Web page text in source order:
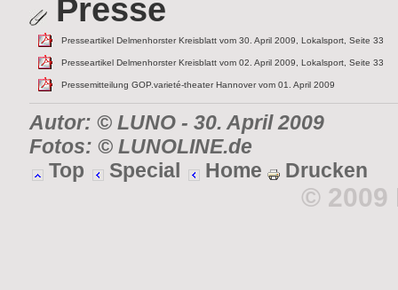
Presse
Presseartikel Delmenhorster Kreisblatt vom 30. April 2009, Lokalsport, Seite 33
Presseartikel Delmenhorster Kreisblatt vom 02. April 2009, Lokalsport, Seite 33
Pressemitteilung GOP.varieté-theater Hannover vom 01. April 2009
Autor: © LUNO- 30. April 2009
Fotos: © LUNOLINE.de
Top
Special Home Drucken
© 2009